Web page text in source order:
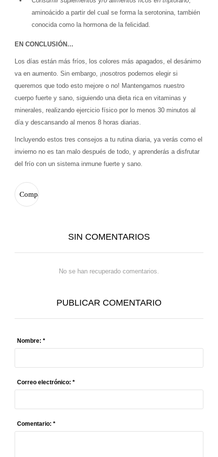
aminoácido a partir del cual se forma la serotonina, también
conocida como la hormona de la felicidad.
EN CONCLUSIÓN…
Los días están más fríos, los colores más apagados, el desánimo
va en aumento. Sin embargo, ¡nosotros podemos elegir si
queremos que todo esto mejore o no! Mantengamos nuestro
cuerpo fuerte y sano, siguiendo una dieta rica en vitaminas y
minerales, realizando ejercicio físico por lo menos 30 minutos al
día y descansando al menos 8 horas diarias.
Incluyendo estos tres consejos a tu rutina diaria, ya verás como el
invierno no es tan malo después de todo, y aprenderás a disfrutar
del frío con un sistema inmune fuerte y sano.
SIN COMENTARIOS
No se han recuperado comentarios.
PUBLICAR COMENTARIO
Nombre: *
Correo electrónico: *
Comentario: *